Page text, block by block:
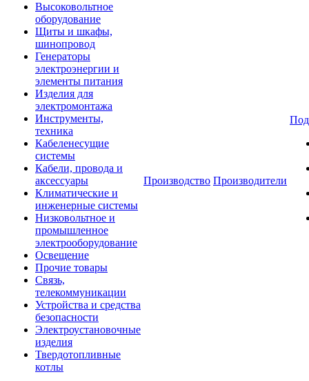
Высоковольтное
оборудование
Щиты и шкафы,
шинопровод
Генераторы
электроэнергии и
элементы питания
Изделия для
электромонтажа
Инструменты,
техника
Кабеленесущие
системы
Кабели, провода и
аксессуары
Климатические и
инженерные системы
Низковольтное и
промышленное
электрооборудование
Освещение
Прочие товары
Связь,
телекоммуникации
Устройства и средства
безопасности
Электроустановочные
изделия
Твердотопливные
котлы
Производство Производители